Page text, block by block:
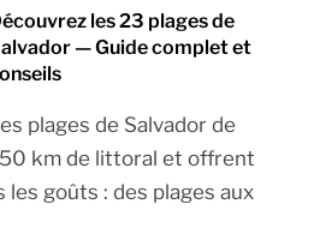
les 23 plages de
— Guide complet et
plages de Salvador de
50 km de littoral et offrent
goûts : des plages aux